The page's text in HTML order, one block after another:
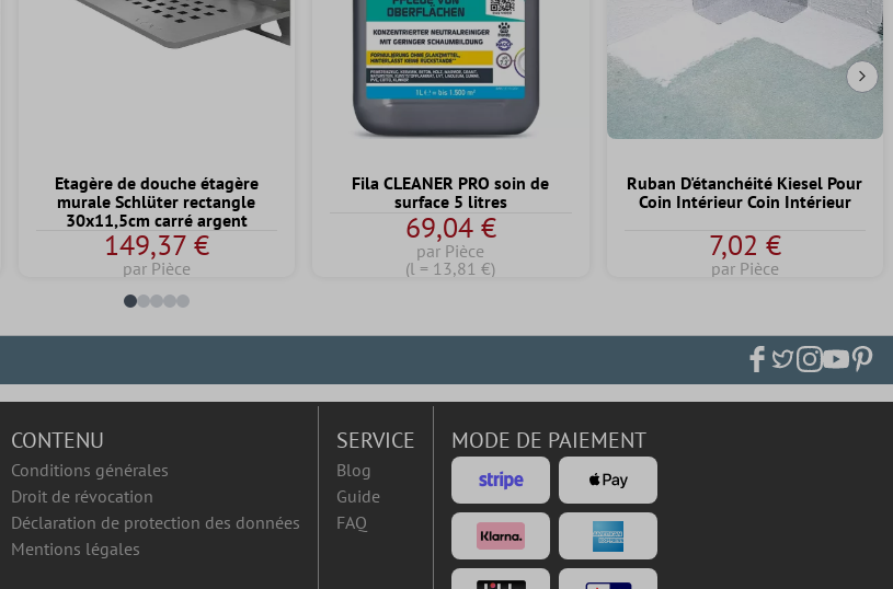
Etagère de douche étagère
murale Schlüter rectangle
30x11,5cm carré argent
149,37 €
par Pièce
Fila CLEANER PRO soin de
surface 5 litres
69,04 €
par Pièce
(l = 13,81 €)
Ruban D'étanchéité Kiesel Pour
Coin Intérieur Coin Intérieur
7,02 €
par Pièce
CONTENU
Conditions générales
Droit de révocation
Déclaration de protection des données
Mentions légales
SERVICE
Blog
Guide
FAQ
MODE DE PAIEMENT